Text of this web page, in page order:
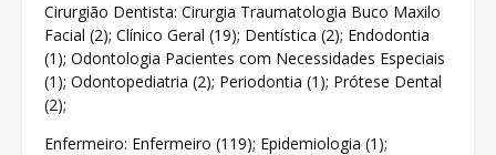
Cirurgião Dentista: Cirurgia Traumatologia Buco Maxilo
Facial (2); Clínico Geral (19); Dentística (2); Endodontia
(1); Odontologia Pacientes com Necessidades Especiais
(1); Odontopediatria (2); Periodontia (1); Prótese Dental
(2);
Enfermeiro: Enfermeiro (119); Epidemiologia (1);